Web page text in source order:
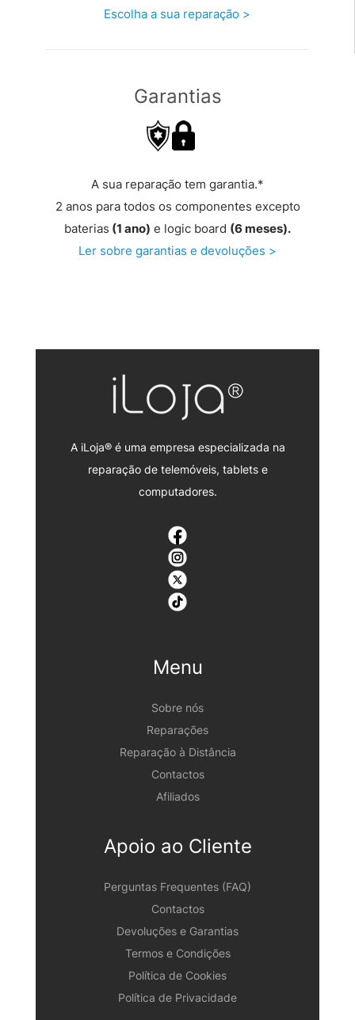
Escolha a sua reparação >
Garantias
A sua reparação tem garantia.*
2 anos para todos os componentes excepto
baterias (1 ano) e logic board (6 meses).
Ler sobre garantias e devoluções >
A iLoja® é uma empresa especializada na
reparação de telemóveis, tablets e
computadores.
Menu
Sobre nós
Reparações
Reparação à Distância
Contactos
Afiliados
Apoio ao Cliente
Perguntas Frequentes (FAQ)
Contactos
Devoluções e Garantias
Termos e Condições
Política de Cookies
Política de Privacidade